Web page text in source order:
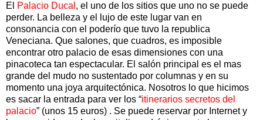
El
Palacio Ducal , el uno de los sitios que uno no se puede
perder. La belleza y el lujo de este lugar van en
consonancia con el poderío que tuvo la republica
Veneciana. Que salones, que cuadros, es imposible
encontrar otro palacio de esas dimensiones con una
pinacoteca tan espectacular. El salón principal es el mas
grande del mudo no sustentado por columnas y en su
momento una joya arquitectónica. Nosotros lo que hicimos
es sacar la entrada para ver los “itinerarios secretos del
palacio” (unos 15 euros) . Se puede reservar por Internet y